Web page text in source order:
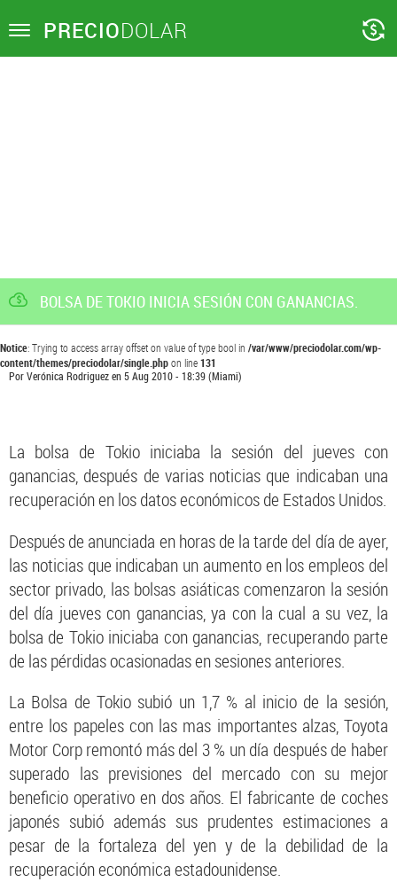
Toggle PRECIODOLAR
BOLSA DE TOKIO INICIA SESIÓN CON GANANCIAS.
Notice: Trying to access array offset on value of type bool in /var/www/preciodolar.com/wp-
content/themes/preciodolar/single.phpon line131
PorVerónica Rodriguezen5 Aug 2010 - 18:39(Miami)
La bolsa de Tokio iniciaba la sesión del jueves con
ganancias, después de varias noticias que indicaban una
recuperación en los datos económicos de Estados Unidos.
Después de anunciada en horas de la tarde del día de ayer,
las noticias que indicaban un aumento en los empleos del
sector privado, las bolsas asiáticas comenzaron la sesión
del día jueves con ganancias, ya con la cual a su vez, la
bolsa de Tokio iniciaba con ganancias, recuperando parte
de las pérdidas ocasionadas en sesiones anteriores.
La Bolsa de Tokio subió un 1,7 % al inicio de la sesión,
entre los papeles con las mas importantes alzas, Toyota
Motor Corp remontó más del 3 % un día después de haber
superado las previsiones del mercado con su mejor
beneficio operativo en dos años. El fabricante de coches
japonés subió además sus prudentes estimaciones a
pesar de la fortaleza del yen y de la debilidad de la
recuperación económica estadounidense.